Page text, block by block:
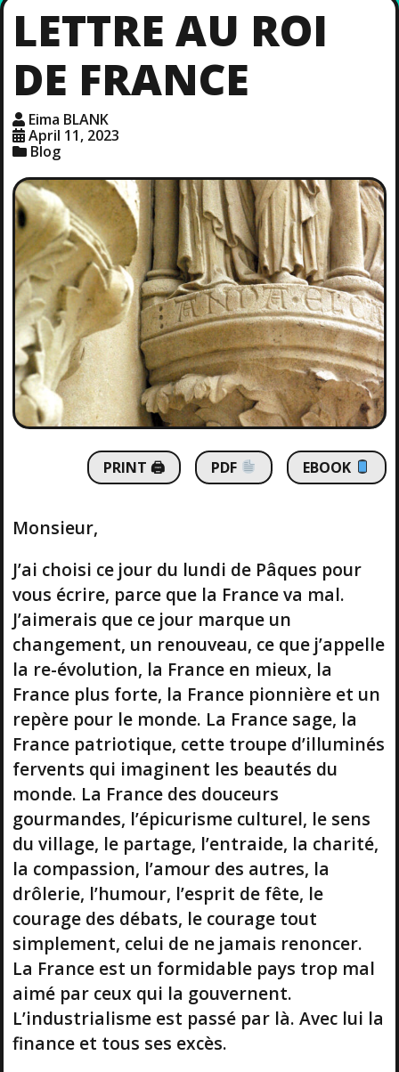
LETTRE AU ROI
DE FRANCE
Eima BLANK
April 11, 2023
Blog
PRINT 🖨 PDF EBOOK
Monsieur,
J’ai choisi ce jour du lundi de Pâques pour
vous écrire, parce que la France va mal.
J’aimerais que ce jour marque un
changement, un renouveau, ce que j’appelle
la re-évolution, la France en mieux, la
France plus forte, la France pionnière et un
repère pour le monde. La France sage, la
France patriotique, cette troupe d’illuminés
fervents qui imaginent les beautés du
monde. La France des douceurs
gourmandes, l’épicurisme culturel, le sens
du village, le partage, l’entraide, la charité,
la compassion, l’amour des autres, la
drôlerie, l’humour, l’esprit de fête, le
courage des débats, le courage tout
simplement, celui de ne jamais renoncer.
La France est un formidable pays trop mal
aimé par ceux qui la gouvernent.
L’industrialisme est passé par là. Avec lui la
finance et tous ses excès.